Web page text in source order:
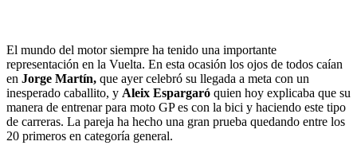
El mundo del motor siempre ha tenido una importante
representación en la Vuelta. En esta ocasión los ojos de todos caían
en Jorge Martín, que ayer celebró su llegada a meta con un
inesperado caballito, y Aleix Espargaró quien hoy explicaba que su
manera de entrenar para moto GP es con la bici y haciendo este tipo
de carreras. La pareja ha hecho una gran prueba quedando entre los
20 primeros en categoría general.